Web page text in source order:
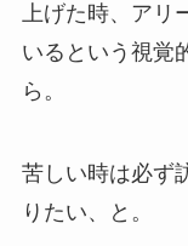
上げた時、アリ
いるという視覚
ら。
苦しい時は必ず
りたい、と。